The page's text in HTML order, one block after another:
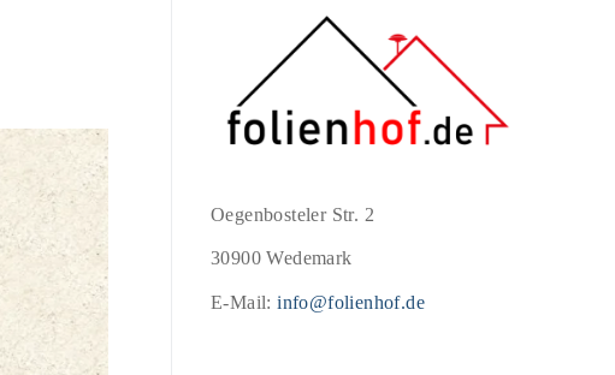
Oegenbosteler Str. 2
30900 Wedemark
E-Mail:info@folienhof.de